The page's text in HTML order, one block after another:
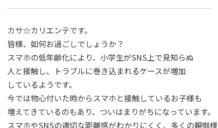
カサ☆カリエンテです。
皆様、如何お過ごしでしょうか？
スマホの低年齢化により、小学生がSNS上で見知らぬ
人と接触し、トラブルに巻き込まれるケースが増加
しているようです。
今では物心付いた時からスマホと接触しているお子様も
増えてきているのもあり、ついはまりがちになっています。
スマホやSNSの適切な距離感がわかりにくく、多くの親御様